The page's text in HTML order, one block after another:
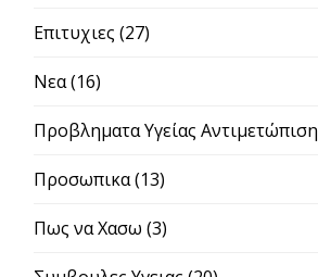
Επιτυχιες (27)
Νεα(16)
Προβληματα Υγείας Αντιμετώπιση
Προσωπικα(13)
Πως να Χασω (3)